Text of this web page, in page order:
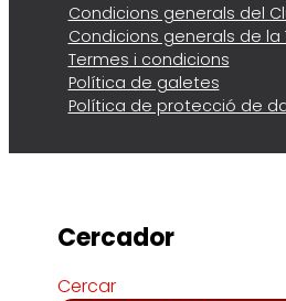
Condicions generals del
Condicions generals de la
Termes i condicions
Política de galetes
Política de protecció de
Cercador
Cercar